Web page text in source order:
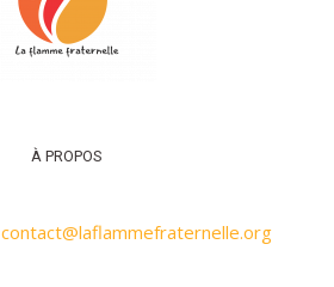
À PROPOS
contact@laflammefraternelle.org